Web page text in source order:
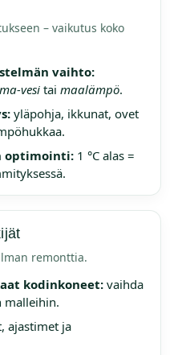
– vaikutus koko
vaihto:
vesitai maalämpö.
yläpohja, ikkunat, ovet
optimointi: 1 °C alas =
remonttia.
kodinkoneet: vaihda
malleihin.
ajastimet ja